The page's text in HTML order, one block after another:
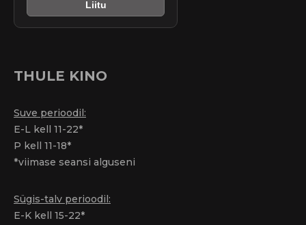
Liitu
THULE KINO
Suve perioodil:
E-L kell 11-22*
P kell 11-18*
*viimase seansi alguseni
Sügis-talv perioodil:
E-K kell 15-22*